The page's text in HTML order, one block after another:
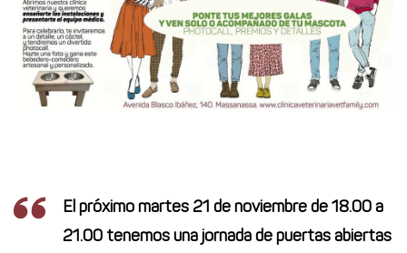
El próximo martes 21 de noviembre de 18.00 a
21.00 tenemos una jornada de puertas abiertas